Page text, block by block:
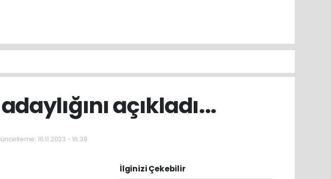
açıkladı...
16.11.2023 - 16:38
İlginizi Çekebilir